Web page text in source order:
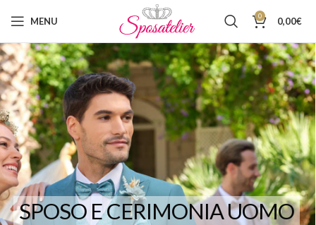
MENU 0 0,00€
SPOSO E CERIMONIA UOMO